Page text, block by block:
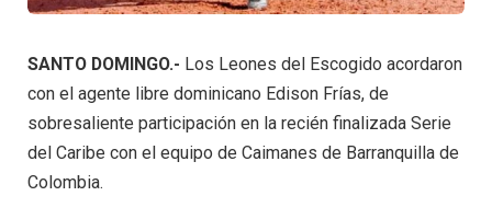
SANTO DOMINGO.- Los Leones del Escogido acordaron
con el agente libre dominicano Edison Frías, de
sobresaliente participación en la recién finalizada Serie
del Caribe con el equipo de Caimanes de Barranquilla de
Colombia.